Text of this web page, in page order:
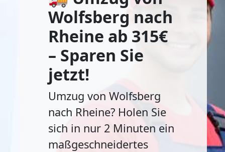
Wolfsberg nach
Rheine ab 315€
– Sparen Sie
jetzt!
Umzug von Wolfsberg
nach Rheine? Holen Sie
sich in nur 2 Minuten ein
maßgeschneidertes